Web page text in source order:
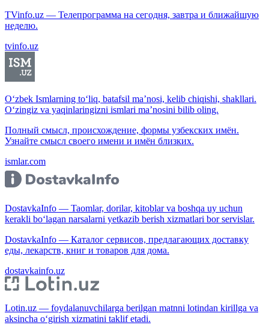
TVinfo.uz — Телепрограмма на сегодня, завтра и ближайшую
неделю.
tvinfo.uz
O‘zbek Ismlarning to‘liq, batafsil ma’nosi, kelib chiqishi, shakllari.
O‘zingiz va yaqinlaringizni ismlari ma’nosini bilib oling.
Полный смысл, происхождение, формы узбекских имён.
Узнайте смысл своего имени и имён близких.
ismlar.com
DostavkaInfo — Taomlar, dorilar, kitoblar va boshqa uy uchun
kerakli bo‘lagan narsalarni yetkazib berish xizmatlari bor servislar.
DostavkaInfo — Каталог сервисов, предлагающих доставку
еды, лекарств, книг и товаров для дома.
dostavkainfo.uz
Lotin.uz — foydalanuvchilarga berilgan matnni lotindan kirillga va
aksincha o‘girish xizmatini taklif etadi.